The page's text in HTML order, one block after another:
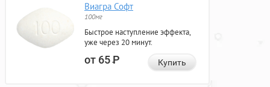
Виагра Софт
100мг
Быстрое наступление эффекта,
уже через 20 минут.
от 65Р Купить